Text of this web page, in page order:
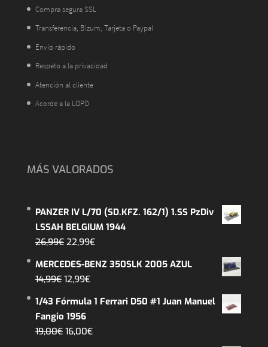
Compra segura SSL
Transferencia, Bizum, Tarjeta o Paypal
Envío rápido
Respeto a la privacidad
Atención al cliente
Acorde a la LOPD
MÁS VALORADOS
PANZER IV L/70 (SD.KFZ. 162/1) 1.SS PzDiv
LSSAH BELGIUM 1944
26,99€ El
era:
26,99€.
22,99€El
22,99€.
MERCEDES-BENZ 350SLK 2005 AZUL
14,99€ El
14,99€.
12,99€El
1/43 Fórmula 1 Ferrari D50 #1 Juan Manuel
Fangio 1956
19,00€ El
16,00€El